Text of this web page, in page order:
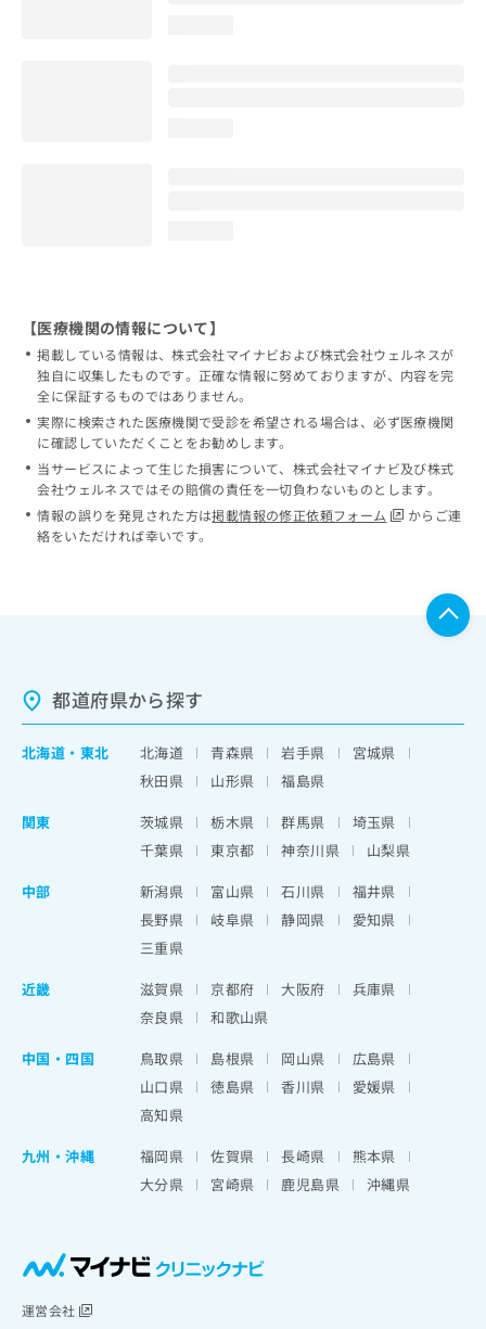
【医療機関の情報について】
掲載している情報は、株式会社マイナビおよび株式会社ウェルネスが
独自に収集したものです。正確な情報に努めておりますが、内容を完
全に保証するものではありません。
実際に検索された医療機関で受診を希望される場合は、必ず医療機関
に確認していただくことをお勧めします。
当サービスによって生じた損害について、株式会社マイナビ及び株式
会社ウェルネスではその賠償の責任を一切負わないものとします。
情報の誤りを発見された方は掲載情報の修正依頼フォーム
からご連
絡をいただければ幸いです。
都道府県から探す
北海道 ・ 東北 北海道 青森県 岩手県
宮城県
秋田県
山形県
福島県
関東
茨城県 栃木県 群馬県
埼玉県
千葉県
東京都 神奈川県
山梨県
中部
新潟県 富山県 石川県
福井県
長野県
岐阜県 静岡県
愛知県
三重県
近畿
滋賀県 京都府 大阪府
兵庫県
奈良県
和歌山県
中国・四国
鳥取県 島根県 岡山県
広島県
山口県
徳島県 香川県
愛媛県
高知県
九州・沖縄
福岡県 佐賀県 長崎県
熊本県
大分県
宮崎県 鹿児島県 沖縄県
運営会社